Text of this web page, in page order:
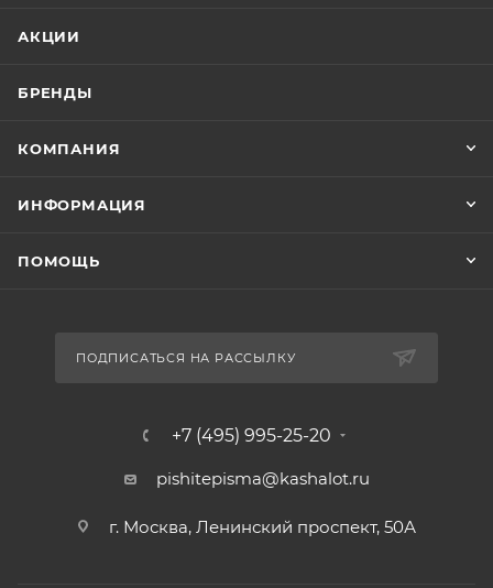
АКЦИИ
БРЕНДЫ
КОМПАНИЯ
ИНФОРМАЦИЯ
ПОМОЩЬ
ПОДПИСАТЬСЯ НА РАССЫЛКУ
+7 (495) 995-25-20​
pishitepisma@kashalot.ru
г. Москва, Ленинский проспект, 50А​